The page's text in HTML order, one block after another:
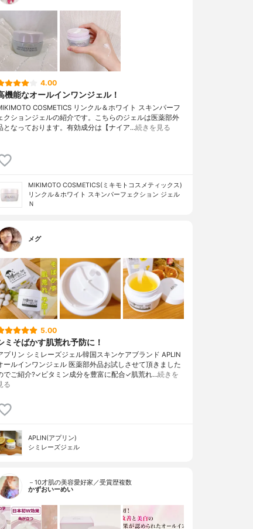
4.00
機能なオールインワンジェル！
COSMETICS リンクル＆ホワイト スキンパーフ
クションジェルの紹介です。こちらのジェルは医薬部外
となっております。有効成分は【ナイア…続きを見る
MIKIMOTO COSMETICS(ミキモトコスメティックス)
リンクル＆ホワイト スキンパーフェクション ジェル
Ｎ
メグ
5.00
ミそばかす肌荒れ予防に！
プリン シミレーズジェル韓国スキンケアブランド APLIN
ールインワンジェル 医薬部外品お試しさせて頂きました
でご紹介?✓ビタミン成分を豊富に配合✓肌荒れ…続きを
る
APLIN(アプリン)
シミレーズジェル
－10才肌の美容愛好家／受賞歴複数
かずおいーめい